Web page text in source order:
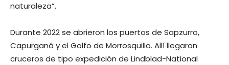
naturaleza”.
Durante 2022 se abrieron los puertos de Sapzurro,
Capurganá y el Golfo de Morrosquillo. Allí llegaron
cruceros de tipo expedición de Lindblad-National